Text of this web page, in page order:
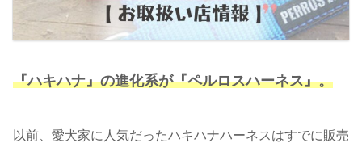
『ハキハナ』の進化系が『ペルロスハーネス』。
以前、愛犬家に人気だったハキハナハーネスはすでに販売